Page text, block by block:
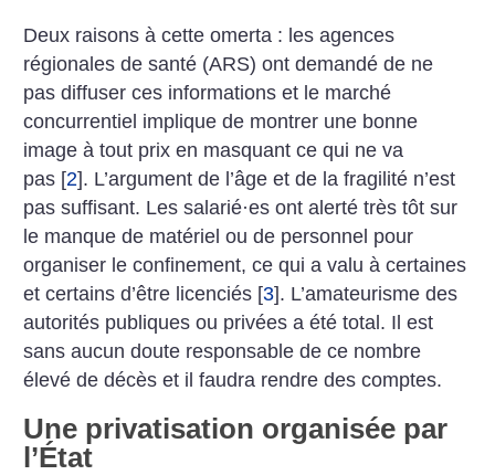
Deux raisons à cette omerta : les agences
régionales de santé (ARS) ont demandé de ne
pas diffuser ces informations et le marché
concurrentiel implique de montrer une bonne
image à tout prix en masquant ce qui ne va
pas [2]. L’argument de l’âge et de la fragilité n’est
pas suffisant. Les salarié·es ont alerté très tôt sur
le manque de matériel ou de personnel pour
organiser le confinement, ce qui a valu à certaines
et certains d’être licenciés [3]. L’amateurisme des
autorités publiques ou privées a été total. Il est
sans aucun doute responsable de ce nombre
élevé de décès et il faudra rendre des comptes.
Une privatisation organisée par
l’État